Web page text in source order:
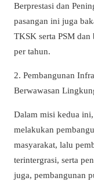
Berprestasi dan
pasangan ini juga
TKSK serta PSM dan
per tahun.
2. Pembangunan
Berwawasan
Dalam misi kedua
melakukan
masyarakat, lalu
terintergrasi, serta
juga, pembangunan